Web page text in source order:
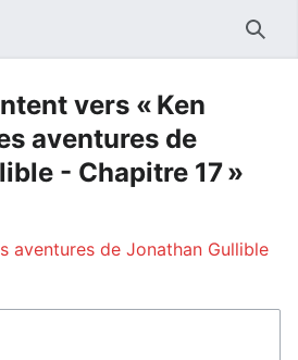
vers « Ken
aventures de
- Chapitre 17 »
aventures de Jonathan Gullible